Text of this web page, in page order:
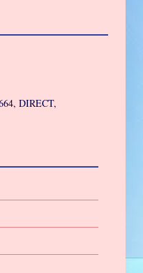
DIRECT,